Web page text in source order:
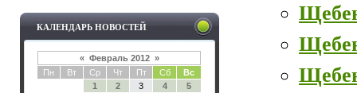
КАЛЕНДАРЬ НОВОСТЕЙ
« Февраль 2012 »
Пн
Вт Ср Чт Пт Сб
Вс
1
2 3 4
5